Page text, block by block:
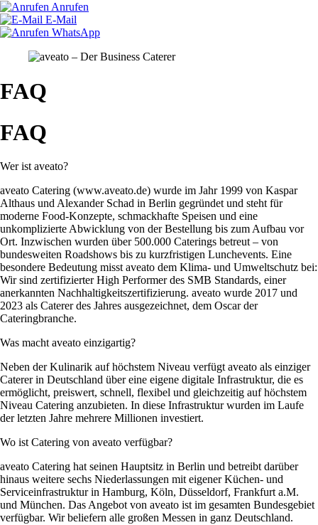
Anrufen
E-Mail
WhatsApp
FAQ
FAQ
Wer ist aveato?
aveato Catering (www.aveato.de) wurde im Jahr 1999 von Kaspar
Althaus und Alexander Schad in Berlin gegründet und steht für
moderne Food-Konzepte, schmackhafte Speisen und eine
unkomplizierte Abwicklung von der Bestellung bis zum Aufbau vor
Ort. Inzwischen wurden über 500.000 Caterings betreut – von
bundesweiten Roadshows bis zu kurzfristigen Lunchevents. Eine
besondere Bedeutung misst aveato dem Klima- und Umweltschutz bei:
Wir sind zertifizierter High Performer des SMB Standards, einer
anerkannten Nachhaltigkeitszertifizierung. aveato wurde 2017 und
2023 als Caterer des Jahres ausgezeichnet, dem Oscar der
Cateringbranche.
Was macht aveato einzigartig?
Neben der Kulinarik auf höchstem Niveau verfügt aveato als einziger
Caterer in Deutschland über eine eigene digitale Infrastruktur, die es
ermöglicht, preiswert, schnell, flexibel und gleichzeitig auf höchstem
Niveau Catering anzubieten. In diese Infrastruktur wurden im Laufe
der letzten Jahre mehrere Millionen investiert.
Wo ist Catering von aveato verfügbar?
aveato Catering hat seinen Hauptsitz in Berlin und betreibt darüber
hinaus weitere sechs Niederlassungen mit eigener Küchen- und
Serviceinfrastruktur in Hamburg, Köln, Düsseldorf, Frankfurt a.M.
und München. Das Angebot von aveato ist im gesamten Bundesgebiet
verfügbar. Wir beliefern alle großen Messen in ganz Deutschland.